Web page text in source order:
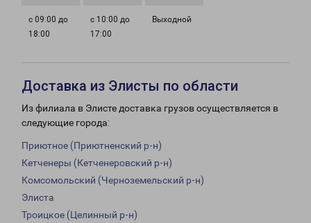
с 09:00 до
18:00
с 10:00 до
17:00
Выходной
Доставка из Элисты по области
Из филиала в Элисте доставка грузов осуществляется в
следующие города:
Приютное (Приютненский р-н)
Кетченеры (Кетченеровский р-н)
Комсомольский (Черноземельский р-н)
Элиста
Троицкое (Целинный р-н)